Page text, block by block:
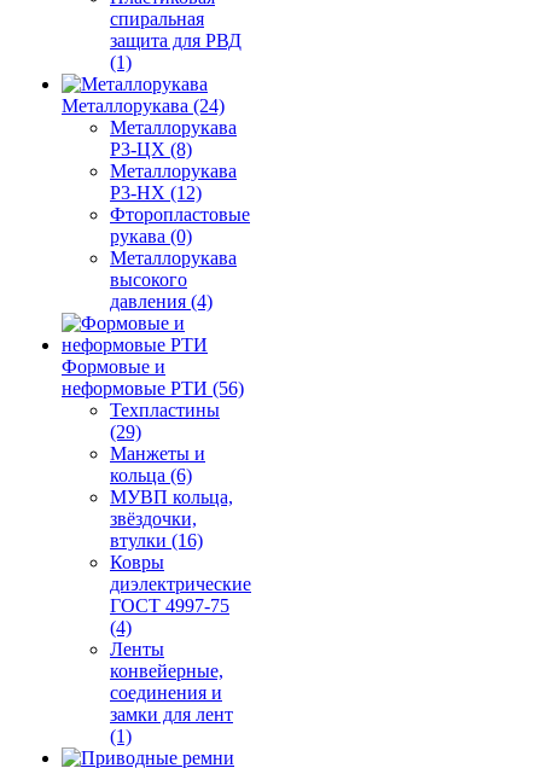
спиральная
защита для РВД
(1)
Металлорукава (24)
Металлорукава
Р3-ЦХ (8)
Металлорукава
Р3-НХ (12)
Фторопластовые
рукава (0)
Металлорукава
высокого
давления (4)
Формовые и
неформовые РТИ (56)
Техпластины
(29)
Манжеты и
кольца (6)
МУВП кольца,
звёздочки,
втулки (16)
Ковры
диэлектрические
ГОСТ 4997-75
(4)
Ленты
конвейерные,
соединения и
замки для лент
(1)